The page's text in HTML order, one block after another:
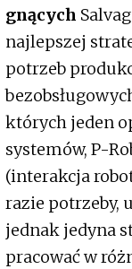
gnących
najlepszej
potrzeb
których jeden
systemów, P-
(interakcja
razie potrzeby,
jednak jedyna
pracować w